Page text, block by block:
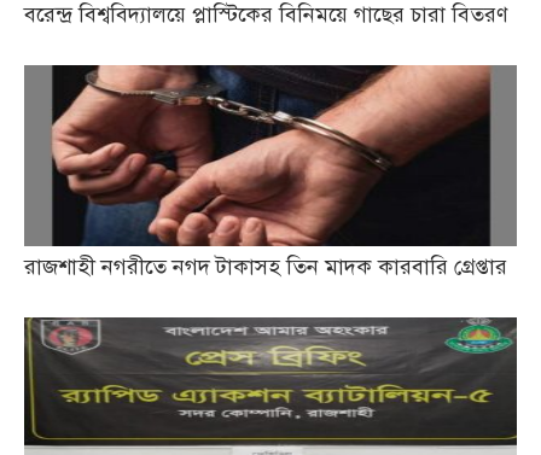
বরেন্দ্র বিশ্ববিদ্যালয়ে প্লাস্টিকের বিনিময়ে গাছের চারা বিতরণ
রাজশাহী নগরীতে নগদ টাকাসহ তিন মাদক কারবারি গ্রেপ্তার